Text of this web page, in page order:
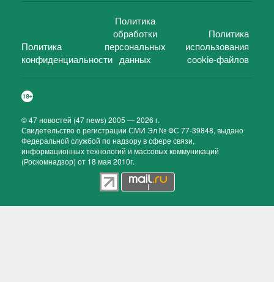
Политика
конфиденциальности
Политика
обработки
персональных
данных
Политика
использования
cookie-файлов
©47 новостей (47 news) 2005 — 2026 г.
Свидетельство о регистрации СМИ Эл № ФС 77-39848, выдано
Федеральной службой по надзору в сфере связи,
информационных технологий и массовых коммуникаций
(Роскомнадзор) от 18 мая 2010г.